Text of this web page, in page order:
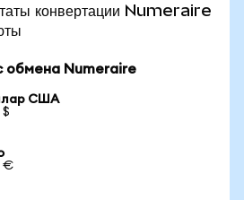
конвертации Numeraire
обмена Numeraire
США
$
€